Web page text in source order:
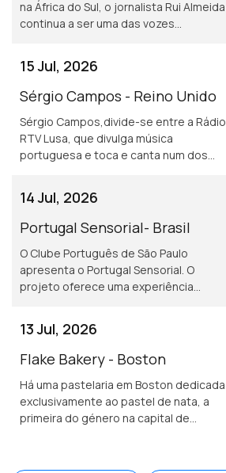
na África do Sul, o jornalista Rui Almeida
continua a ser uma das vozes
lusofonia.
15 Jul, 2026
Sérgio Campos - Reino Unido
Sérgio Campos,divide-se entre a Rádio
RTV Lusa, que divulga música
portuguesa e toca e canta num dos
14 Jul, 2026
Portugal Sensorial- Brasil
O Clube Português de São Paulo
apresenta o Portugal Sensorial. O
projeto oferece uma experiência
e um show audiovisual tecnológico.
13 Jul, 2026
Flake Bakery - Boston
Há uma pastelaria em Boston dedicada
exclusivamente ao pastel de nata, a
primeira do género na capital de